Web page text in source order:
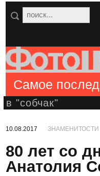
Самое
в "собчак"
10.08.2017 ЗНАМЕНИТОСТИ
80 лет со
Анатолия